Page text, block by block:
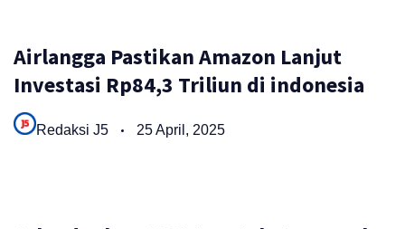
Airlangga Pastikan Amazon Lanjut
Investasi Rp84,3 Triliun di indonesia
Redaksi J5 25 April, 2025